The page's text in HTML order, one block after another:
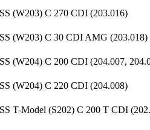
(W203) C 270 CDI (203.016)
(W203) C 30 CDI AMG (203.018)
(W204) C 200 CDI (204.007,
(W204) C 220 CDI (204.008)
T-Model (S202) C 200 T CDI